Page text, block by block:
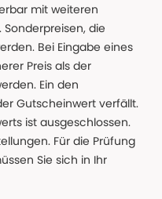
mit weiteren
Sonderpreisen, die
Bei Eingabe eines
Preis als der
Ein den
Gutscheinwert verfällt.
ist ausgeschlossen.
Für die Prüfung
Sie sich in Ihr